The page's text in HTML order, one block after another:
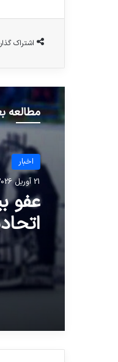
اشتراک
مطالعه
اخبار
21 آوریل 2026
عفو